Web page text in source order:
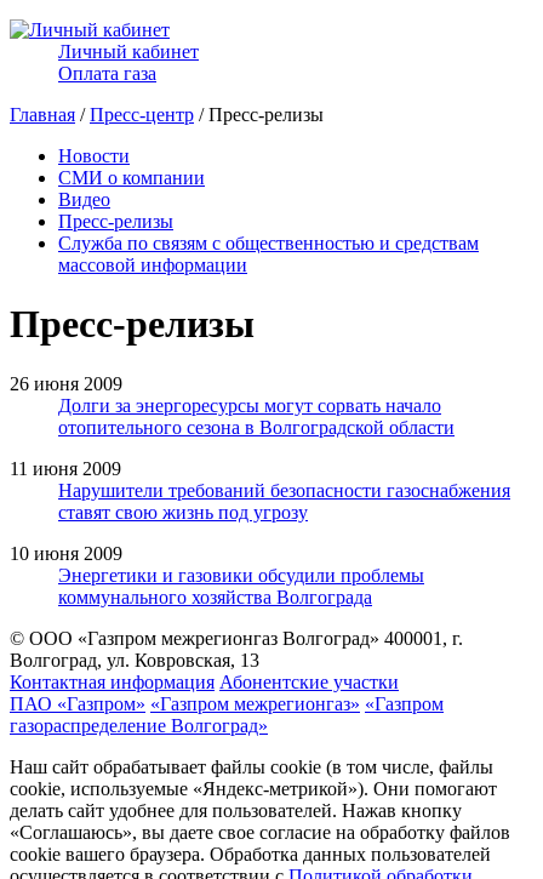
Личный кабинет
Оплата газа
Главная /Пресс-центр / Пресс-релизы
Новости
СМИ о компании
Видео
Пресс-релизы
Служба по связям с общественностью и средствам
массовой информации
Пресс-релизы
26 июня 2009
Долги за энергоресурсы могут сорвать начало
отопительного сезона в Волгоградской области
11 июня 2009
Нарушители требований безопасности газоснабжения
ставят свою жизнь под угрозу
10 июня 2009
Энергетики и газовики обсудили проблемы
коммунального хозяйства Волгограда
© ООО «Газпром межрегионгаз Волгоград» 400001, г.
Волгоград, ул. Ковровская, 13
Контактная информация Абонентские участки
ПАО «Газпром» «Газпром межрегионгаз» «Газпром
газораспределение Волгоград»
Наш сайт обрабатывает файлы cookie (в том числе, файлы
cookie, используемые «Яндекс-метрикой»). Они помогают
делать сайт удобнее для пользователей. Нажав кнопку
«Соглашаюсь», вы даете свое согласие на обработку файлов
cookie вашего браузера. Обработка данных пользователей